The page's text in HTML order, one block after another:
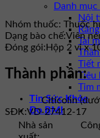
Danh mục
Nội
Tai
Tiết
Tiêu
Tim
Tin Sức Khỏe
Đo BMI
Nhóm thuốc: Thuốc
Dạng bào chế:Viên
Đóng gói: Hộp 2 vỉ x
Thành phần:
Citicolin
SĐK:VD-27412-17
Nhà sản